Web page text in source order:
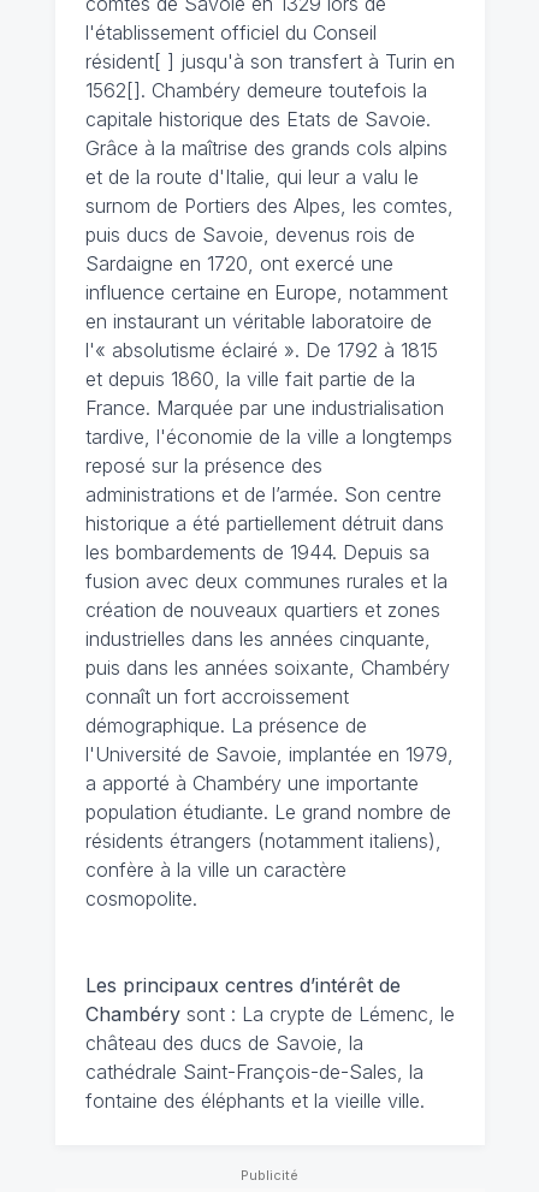
l'établissement officiel du Conseil
résident[ ] jusqu'à son transfert à Turin en
1562[]. Chambéry demeure toutefois la
capitale historique des Etats de Savoie.
Grâce à la maîtrise des grands cols alpins
et de la route d'Italie, qui leur a valu le
surnom de Portiers des Alpes, les comtes,
puis ducs de Savoie, devenus rois de
Sardaigne en 1720, ont exercé une
influence certaine en Europe, notamment
en instaurant un véritable laboratoire de
l'« absolutisme éclairé ». De 1792 à 1815
et depuis 1860, la ville fait partie de la
France. Marquée par une industrialisation
tardive, l'économie de la ville a longtemps
reposé sur la présence des
administrations et de l’armée. Son centre
historique a été partiellement détruit dans
les bombardements de 1944. Depuis sa
fusion avec deux communes rurales et la
création de nouveaux quartiers et zones
industrielles dans les années cinquante,
puis dans les années soixante, Chambéry
connaît un fort accroissement
démographique. La présence de
l'Université de Savoie, implantée en 1979,
a apporté à Chambéry une importante
population étudiante. Le grand nombre de
résidents étrangers (notamment italiens),
confère à la ville un caractère
cosmopolite.
Les principaux centres d’intérêt de
Chambérysont : La crypte de Lémenc, le
château des ducs de Savoie, la
cathédrale Saint-François-de-Sales, la
fontaine des éléphants et la vieille ville.